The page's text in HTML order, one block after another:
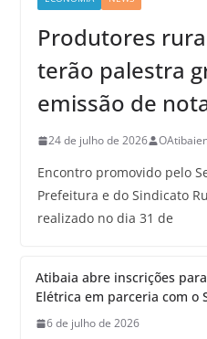
Produtores
terão palestra
emissão de
24 de julho de 2026
Encontro promovido pelo
Prefeitura e do Sindicato
realizado no dia 31 de
Atibaia abre inscrições
Elétrica em parceria com o
6 de julho de 2026